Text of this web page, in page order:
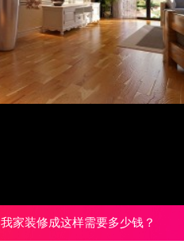
我家装修成这样需要多少钱？